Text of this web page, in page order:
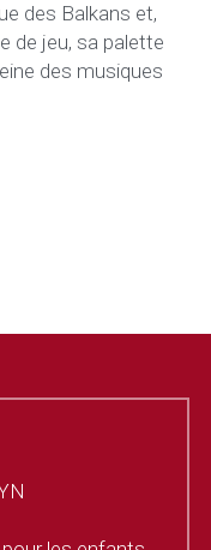
des Balkans et,
de jeu, sa palette
des musiques